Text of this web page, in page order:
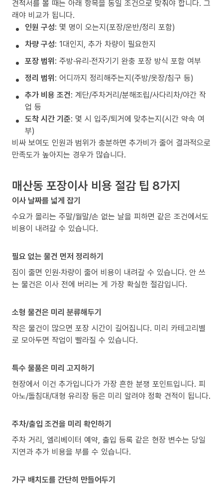
견적서를 볼 때는 아래 항목을 동일 조건으로 맞춰야 합니다. 그
래야 비교가 됩니다.
인원 구성: 몇 명이 오는지(포장/운반/정리 포함)
차량 구성: 1대인지, 추가 차량이 필요한지
포장 범위: 주방·유리·전자기기 완충 포장 방식 포함 여부
정리 범위: 어디까지 정리해주는지(주방/옷장/침구 등)
추가 비용 조건: 계단/주차거리/분해조립/사다리차/야간 작
업 등
도착 시간 기준: 몇 시 입주/퇴거에 맞추는지(시간 약속 여
부)
비싸 보여도 인원과 범위가 충분하면 추가비가 줄어 결과적으로
만족도가 높아지는 경우가 많습니다.
매산동 포장이사 비용 절감 팁 8가지
이사 날짜를 넓게 잡기
수요가 몰리는 주말/월말/손 없는 날을 피하면 같은 조건에서도
비용이 내려갈 수 있습니다.
필요 없는 물건 먼저 정리하기
짐이 줄면 인원·차량이 줄어 비용이 내려갈 수 있습니다. 안 쓰
는 물건은 이사 전에 버리는 게 가장 확실한 절감입니다.
소형 물건은 미리 분류해두기
작은 물건이 많으면 포장 시간이 길어집니다. 미리 카테고리별
로 모아두면 작업이 빨라질 수 있습니다.
특수 물품은 미리 고지하기
현장에서 이건 추가입니다가 가장 흔한 분쟁 포인트입니다. 피
아노/돌침대/대형 유리장 등은 미리 알려야 정확 견적이 됩니다.
주차/출입 조건을 미리 확인하기
주차 거리, 엘리베이터 예약, 출입 등록 같은 현장 변수는 당일
지연과 추가 비용을 부를 수 있습니다.
가구 배치도를 간단히 만들어두기